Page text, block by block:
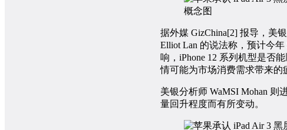
概念图
据外媒 GizChina[2] 报导，美
Elliot Lan 的说法称，预计今
响，iPhone 12 系列机型是否
情可能为市场消费需求带来的
美银分析师 WaMSI Mohan
量回升程度而有所变动。